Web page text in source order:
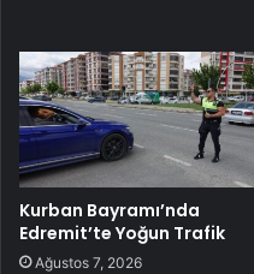
Kurban Bayramı’nda
Edremit’te Yoğun Trafik
Ağustos 7, 2026